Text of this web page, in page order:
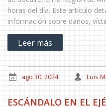
horas del día. Este artículo
información sobre daños,
autoridades.
Leer más
ago 30, 2024 Luis
ESCÁNDALO EN EL